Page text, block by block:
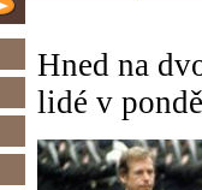
Hned na
lidé v